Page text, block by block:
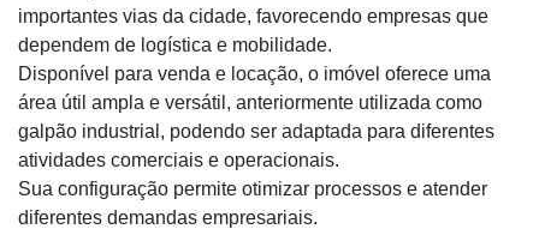
importantes vias da cidade, favorecendo empresas que
dependem de logística e mobilidade.
Disponível para venda e locação, o imóvel oferece uma
área útil ampla e versátil, anteriormente utilizada como
galpão industrial, podendo ser adaptada para diferentes
atividades comerciais e operacionais.
Sua configuração permite otimizar processos e atender
diferentes demandas empresariais.